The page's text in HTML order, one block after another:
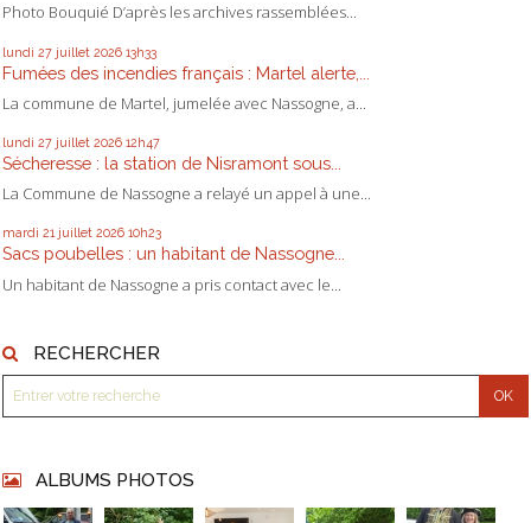
Photo Bouquié D’après les archives rassemblées...
lundi 27 juillet 2026 13h33
Fumées des incendies français : Martel alerte,...
La commune de Martel, jumelée avec Nassogne, a...
lundi 27 juillet 2026 12h47
Sécheresse : la station de Nisramont sous...
La Commune de Nassogne a relayé un appel à une...
mardi 21 juillet 2026 10h23
Sacs poubelles : un habitant de Nassogne...
Un habitant de Nassogne a pris contact avec le...
RECHERCHER
ALBUMS PHOTOS